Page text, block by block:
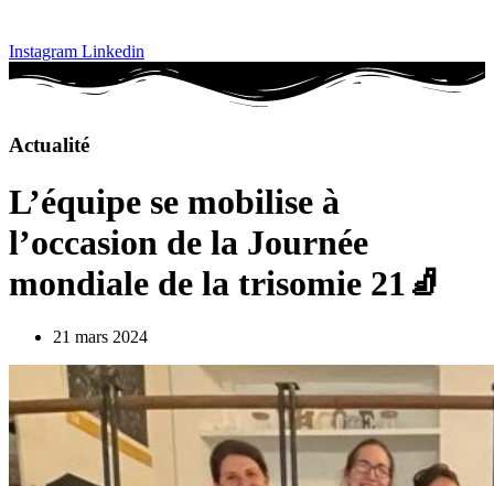
Instagram Linkedin
Actualité
L’équipe se mobilise à
l’occasion de la Journée
mondiale de la trisomie 21🧦
21 mars 2024